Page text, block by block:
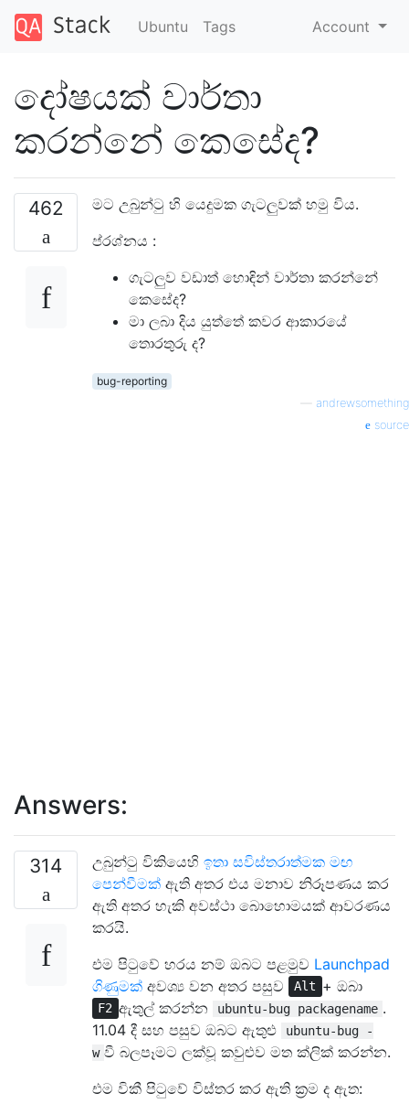
Ubuntu Tags Account
දෝෂයක් වාර්තා
කරන්නේ කෙසේද?
462
මට උබුන්ටු හි යෙදුමක ගැටලුවක් හමු විය.
ප්රශ්නය :
ගැටලුව වඩාත් හොඳින් වාර්තා කරන්නේ
කෙසේද?
මා ලබා දිය යුත්තේ කවර ආකාරයේ
තොරතුරු ද?
bug-reporting
andrewsomething
source
Answers:
314 උබුන්ටු විකියෙහි ඉතා සවිස්තරාත්මක මඟ
පෙන්වීමක් ඇති අතර එය මනාව නිරූපණය කර
ඇති අතර හැකි අවස්ථා බොහොමයක් ආවරණය
කරයි.
එම පිටුවේ හරය නම් ඔබට පළමුව Launchpad
ගිණුමක් අවශ්‍ය වන අතර පසුව Alt + ඔබා
F2 ඇතුල් කරන්න ubuntu-bug packagename .
11.04 දී සහ පසුව ඔබට ඇතුළු
ubuntu-bug -
w වී බලපෑමට ලක්වූ කවුළුව මත ක්ලික් කරන්න.
එම විකී පිටුවේ විස්තර කර ඇති ක්‍රම ද ඇත: